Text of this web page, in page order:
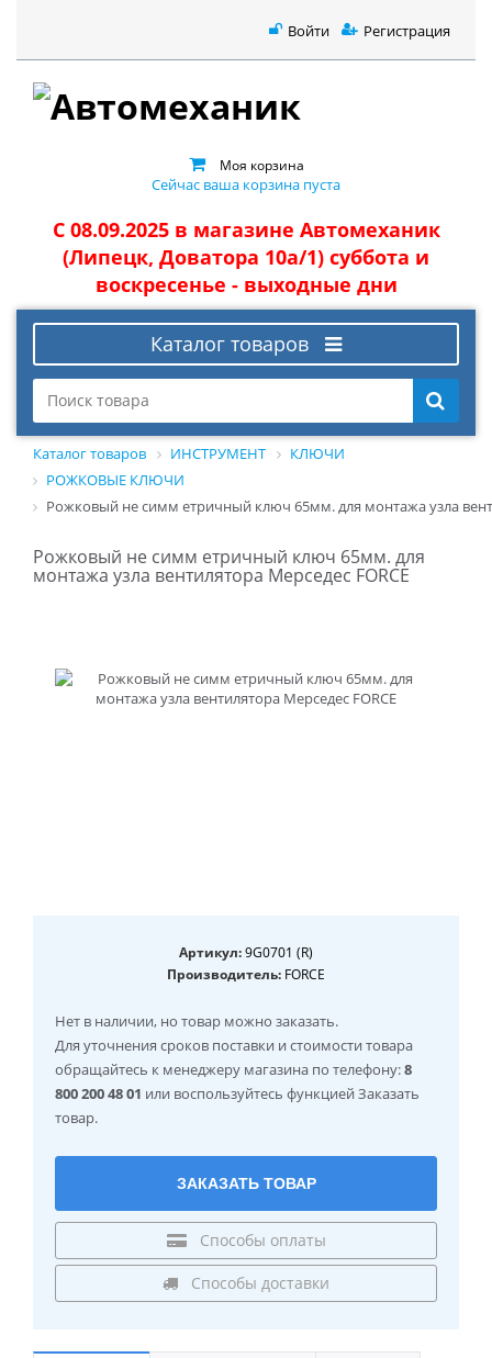
Войти Регистрация
Моя корзина
Сейчас ваша корзина пуста
С 08.09.2025 в магазине Автомеханик
(Липецк, Доватора 10а/1) суббота и
воскресенье - выходные дни
Каталог товаров
Каталог товаров ИНСТРУМЕНТ
КЛЮЧИ
РОЖКОВЫЕ КЛЮЧИ
Рожковый не симм етричный ключ 65мм. для монтажа узла
Рожковый не симм етричный ключ 65мм. для
монтажа узла вентилятора Мерседес FORCE
Артикул:9G0701 (R)
Производитель: FORCE
Нет в наличии, но товар можно заказать.
Для уточнения сроков поставки и стоимости товара
обращайтесь к менеджеру магазина по телефону:8
800 200 48 01 или воспользуйтесь функцией Заказать
товар.
ЗАКАЗАТЬ ТОВАР
Способы оплаты
Способы доставки